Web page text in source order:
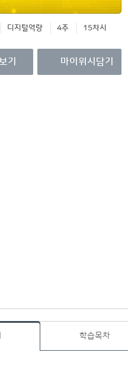
디지털역량 4주 15차시
기 마이위시담기
학습목차